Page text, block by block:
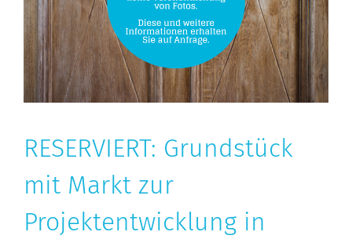
RESERVIERT: Grundstück
mit Markt zur
Projektentwicklung in